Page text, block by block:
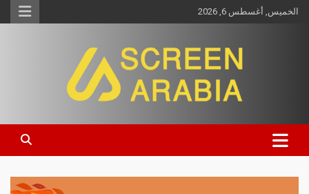
الخميس, أغسطس 6, 2026
Screen Arabia